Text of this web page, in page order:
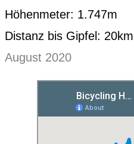
Höhenmeter: 1.747m
Distanz bis Gipfel: 20km
August 2020